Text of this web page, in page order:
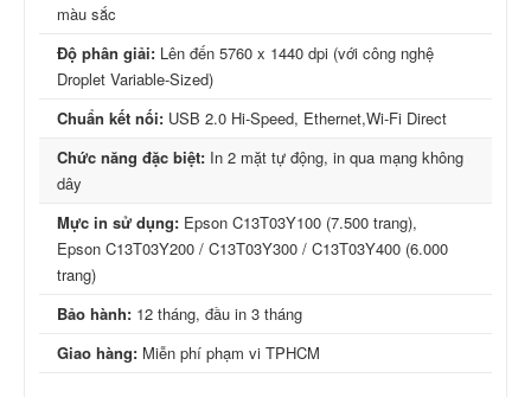
màu sắc
Độ phân giải: Lên đến 5760 x 1440 dpi (với công nghệ
Droplet Variable-Sized)
Chuẩn kết nối: USB 2.0 Hi-Speed, Ethernet,Wi-Fi Direct
Chức năng đặc biệt: In 2 mặt tự động, in qua mạng không
dây
Mực in sử dụng: Epson C13T03Y100 (7.500 trang),
Epson C13T03Y200 / C13T03Y300 / C13T03Y400 (6.000
trang)
Bảo hành: 12 tháng, đầu in 3 tháng
Giao hàng: Miễn phí phạm vi TPHCM